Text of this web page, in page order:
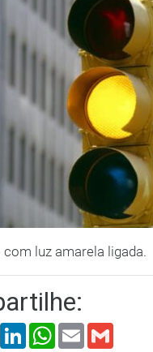
luz amarela ligada.
TwitterLinkedInWhatsApp
Email